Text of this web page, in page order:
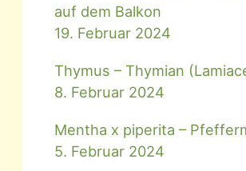
auf dem Balkon
19. Februar 2024
Thymus – Thymian
8. Februar 2024
Mentha x piperita –
5. Februar 2024